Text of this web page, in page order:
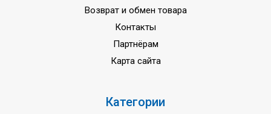
Возврат и обмен товара
Контакты
Партнёрам
Карта сайта
Категории